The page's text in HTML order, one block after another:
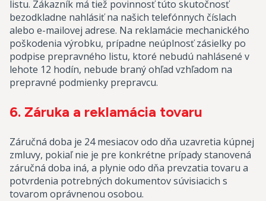
listu. Zákazník má tiež povinnosť túto skutočnosť
bezodkladne nahlásiť na našich telefónnych číslach
alebo e-mailovej adrese. Na reklamácie mechanického
poškodenia výrobku, prípadne neúplnosť zásielky po
podpise prepravného listu, ktoré nebudú nahlásené v
lehote 12 hodín, nebude braný ohľad vzhľadom na
prepravné podmienky prepravcu.
6. Záruka a reklamácia tovaru
Záručná doba je 24 mesiacov odo dňa uzavretia kúpnej
zmluvy, pokiaľ nie je pre konkrétne prípady stanovená
záručná doba iná, a plynie odo dňa prevzatia tovaru a
potvrdenia potrebných dokumentov súvisiacich s
tovarom oprávnenou osobou.